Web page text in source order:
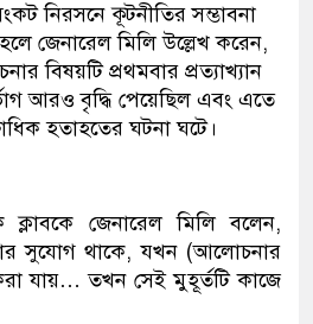
নিরসনে কূটনীতির সম্ভাবনা
জেনারেল মিলি উল্লেখ করেন,
বিষয়টি প্রথমবার প্রত্যাখ্যান
আরও বৃদ্ধি পেয়েছিল এবং এতে
হতাহতের ঘটনা ঘটে।
ক্লাবকে জেনারেল মিলি বলেন,
সুযোগ থাকে, যখন (আলোচনার
করা যায়… তখন সেই মুহূর্তটি কাজে